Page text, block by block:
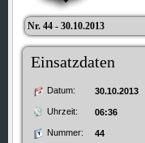
Nr. 44 - 30.10.2013
Einsatzdaten
Datum: 30.10.2013
Uhrzeit: 06:36
Nummer: 44